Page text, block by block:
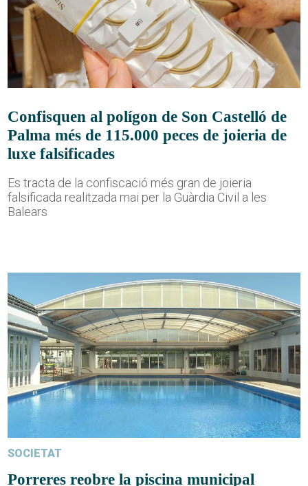
Confisquen al polígon de Son Castelló de
Palma més de 115.000 peces de joieria de
luxe falsificades
Es tracta de la confiscació més gran de joieria
falsificada realitzada mai per la Guàrdia Civil a les
Balears
SOCIETAT
Porreres reobre la piscina municipal